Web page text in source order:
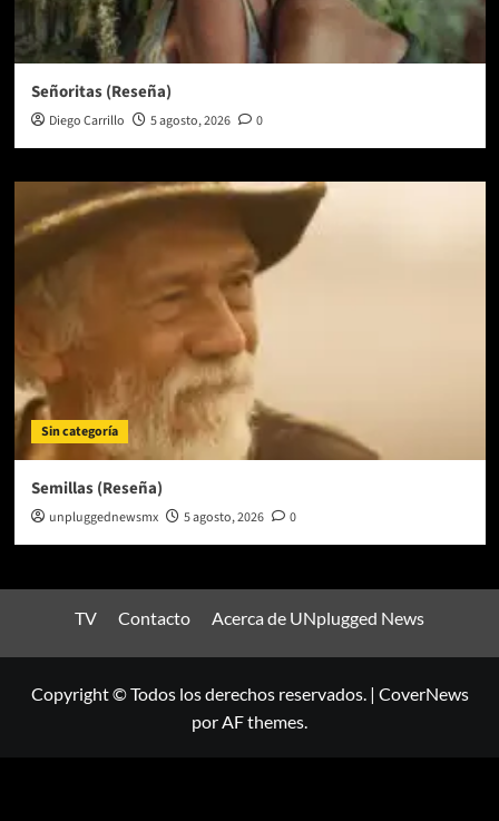
Señoritas (Reseña)
Diego Carrillo 5 agosto, 2026 0
Sin categoría
Semillas (Reseña)
unpluggednewsmx 5 agosto, 2026 0
TV Contacto Acerca de UNplugged News
Copyright © Todos los derechos reservados. | CoverNews
por AF themes.